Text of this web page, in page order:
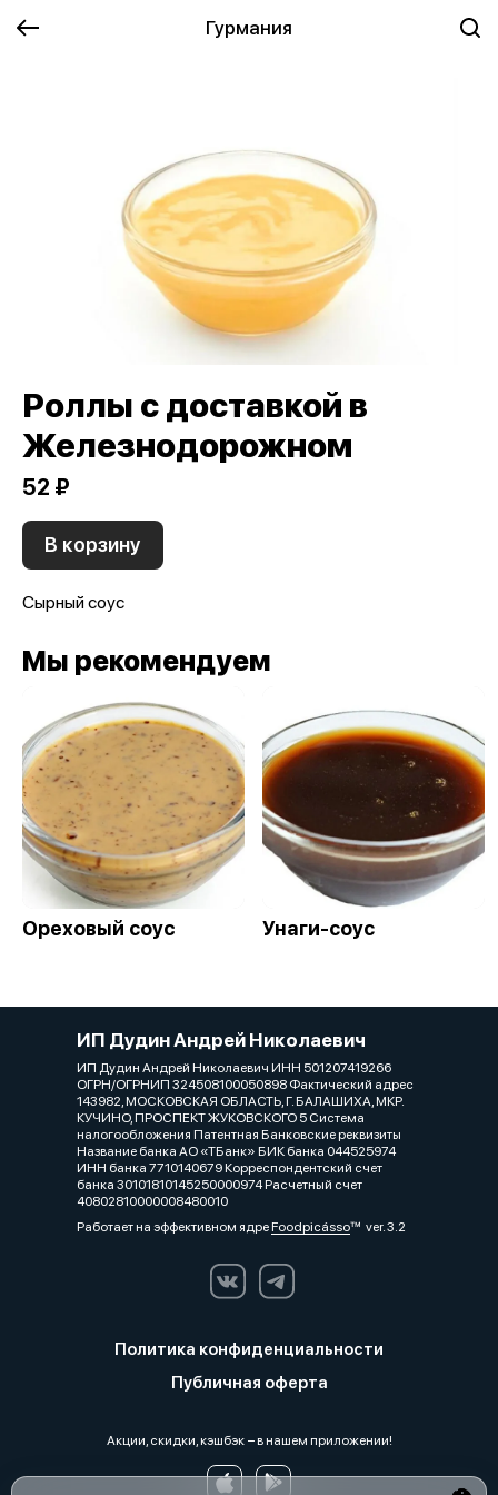
Гурмания
Роллы с доставкой в
Железнодорожном
52 ₽
В корзину
Сырный соус
Мы рекомендуем
Ореховый соуc Унаги-соус
ИП Дудин Андрей Николаевич
ИП Дудин Андрей Николаевич ИНН 501207419266
ОГРН/ОГРНИП 324508100050898 Фактический адрес
143982, МОСКОВСКАЯ ОБЛАСТЬ, Г. БАЛАШИХА, МКР.
КУЧИНО, ПРОСПЕКТ ЖУКОВСКОГО 5 Система
налогообложения Патентная Банковские реквизиты
Название банка АО «ТБанк» БИК банка 044525974
ИНН банка 7710140679 Корреспондентский счет
банка 30101810145250000974 Расчетный счет
40802810000008480010
Работает на эффективном ядреFoodpicássover. 3.2
Политика конфиденциальности
Публичная оферта
Акции, скидки, кэшбэк − в нашем приложении!